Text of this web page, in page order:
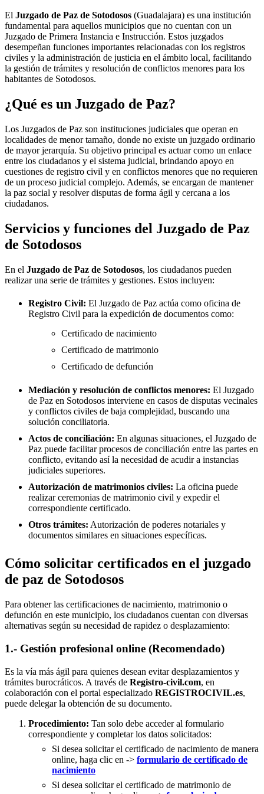
El Juzgado de Paz de Sotodosos (Guadalajara) es una institución
fundamental para aquellos municipios que no cuentan con un
Juzgado de Primera Instancia e Instrucción. Estos juzgados
desempeñan funciones importantes relacionadas con los registros
civiles y la administración de justicia en el ámbito local, facilitando
la gestión de trámites y resolución de conflictos menores para los
habitantes de Sotodosos.
¿Qué es un Juzgado de Paz?
Los Juzgados de Paz son instituciones judiciales que operan en
localidades de menor tamaño, donde no existe un juzgado ordinario
de mayor jerarquía. Su objetivo principal es actuar como un enlace
entre los ciudadanos y el sistema judicial, brindando apoyo en
cuestiones de registro civil y en conflictos menores que no requieren
de un proceso judicial complejo. Además, se encargan de mantener
la paz social y resolver disputas de forma ágil y cercana a los
ciudadanos.
Servicios y funciones del Juzgado de Paz
de Sotodosos
En el Juzgado de Paz de Sotodosos, los ciudadanos pueden
realizar una serie de trámites y gestiones. Estos incluyen:
Registro Civil: El Juzgado de Paz actúa como oficina de
Registro Civil para la expedición de documentos como:
Certificado de nacimiento
Certificado de matrimonio
Certificado de defunción
Mediación y resolución de conflictos menores: El Juzgado
de Paz en Sotodosos interviene en casos de disputas vecinales
y conflictos civiles de baja complejidad, buscando una
solución conciliatoria.
Actos de conciliación: En algunas situaciones, el Juzgado de
Paz puede facilitar procesos de conciliación entre las partes en
conflicto, evitando así la necesidad de acudir a instancias
judiciales superiores.
Autorización de matrimonios civiles: La oficina puede
realizar ceremonias de matrimonio civil y expedir el
correspondiente certificado.
Otros trámites: Autorización de poderes notariales y
documentos similares en situaciones específicas.
Cómo solicitar certificados en el juzgado
de paz de Sotodosos
Para obtener las certificaciones de nacimiento, matrimonio o
defunción en este municipio, los ciudadanos cuentan con diversas
alternativas según su necesidad de rapidez o desplazamiento:
1.- Gestión profesional online (Recomendado)
Es la vía más ágil para quienes desean evitar desplazamientos y
trámites burocráticos. A través de Registro-civil.com, en
colaboración con el portal especializado REGISTROCIVIL.es,
puede delegar la obtención de su documento.
Procedimiento: Tan solo debe acceder al formulario
correspondiente y completar los datos solicitados:
Si desea solicitar el certificado de nacimiento de manera
online, haga clic en -> formulario de certificado de
nacimiento
Si desea solicitar el certificado de matrimonio de